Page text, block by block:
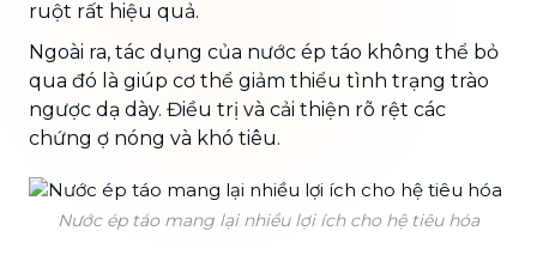
ruột rất hiệu quả.
Ngoài ra, tác dụng của nước ép táo không thể bỏ
qua đó là giúp cơ thể giảm thiểu tình trạng trào
ngược dạ dày. Điều trị và cải thiện rõ rệt các
chứng ợ nóng và khó tiêu.
Nước ép táo mang lại nhiều lợi ích cho hệ tiêu hóa